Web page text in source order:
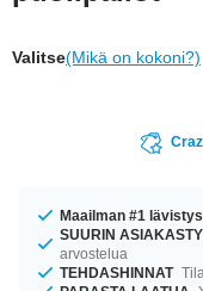
Valitse(Mikä on kokoni?)
Maailman #1
SUURIN
arvostelua
TEHDASHINNAT